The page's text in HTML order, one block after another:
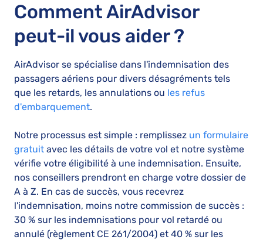
Comment AirAdvisor
peut-il vous aider ?
AirAdvisor se spécialise dans l'indemnisation des
passagers aériens pour divers désagréments tels
que les retards, les annulations ou les refus
d'embarquement.
Notre processus est simple : remplissez un formulaire
gratuit avec les détails de votre vol et notre système
vérifie votre éligibilité à une indemnisation. Ensuite,
nos conseillers prendront en charge votre dossier de
A à Z. En cas de succès, vous recevrez
l'indemnisation, moins notre commission de succès :
30 % sur les indemnisations pour vol retardé ou
annulé (règlement CE 261/2004) et 40 % sur les